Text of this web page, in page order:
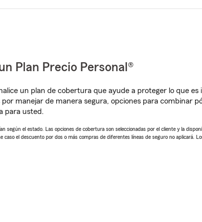
Plan Precio Personal®
un plan de cobertura que ayude a proteger lo que
manejar de manera segura, opciones para combinar
para usted.
según el estado. Las opciones de cobertura son seleccionadas por el cliente y la
el descuento por dos o más compras de diferentes líneas de seguro no aplicará.